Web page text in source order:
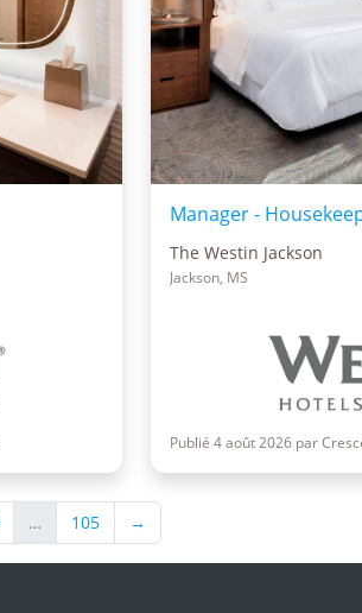
Manager -
The Westin Jackson
Jackson, MS
Publié 4 août 2026 par
… 105 →